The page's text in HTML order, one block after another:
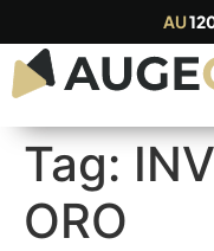
AU
Tag:
ORO